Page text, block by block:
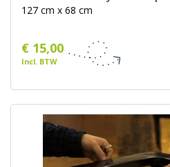
127 cm x 68 cm
€ 15,00
Incl. BTW